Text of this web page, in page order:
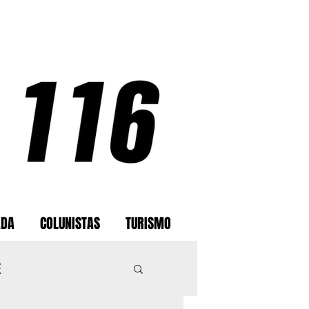
COLUNISTAS TURISMO